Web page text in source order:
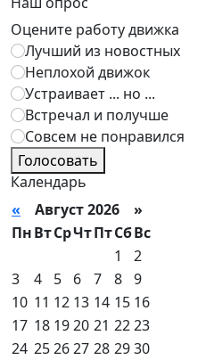
Оцените работу движка
Лучший из новостных
Неплохой движок
Устраивает ... но ...
Встречал и получше
Совсем не понравился
Голосовать
Календарь
« Август 2026 »
ПнВтСрЧтПтСбВс
1
2
3
4 5 6 7 8 9
10 11 12 13 14 15 16
17 18 1920 21 2223
24 252627 28 2930